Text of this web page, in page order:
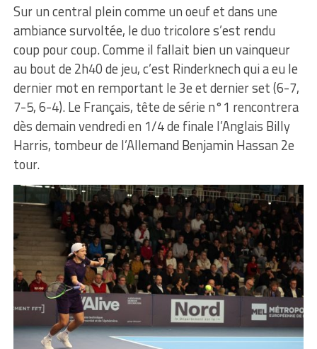
Sur un central plein comme un oeuf et dans une
ambiance survoltée, le duo tricolore s’est rendu
coup pour coup. Comme il fallait bien un vainqueur
au bout de 2h40 de jeu, c’est Rinderknech qui a eu le
dernier mot en remportant le 3e et dernier set (6-7,
7-5, 6-4). Le Français, tête de série n°1 rencontrera
dès demain vendredi en 1/4 de finale l’Anglais Billy
Harris, tombeur de l’Allemand Benjamin Hassan 2e
tour.